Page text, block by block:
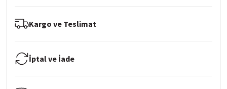
Kargo ve Teslimat
İptal ve İade